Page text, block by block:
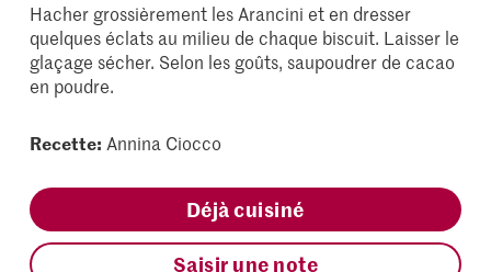
Hacher grossièrement les Arancini et en dresser
quelques éclats au milieu de chaque biscuit. Laisser le
glaçage sécher. Selon les goûts, saupoudrer de cacao
en poudre.
Recette: Annina Ciocco
Déjà cuisiné
Saisir une note